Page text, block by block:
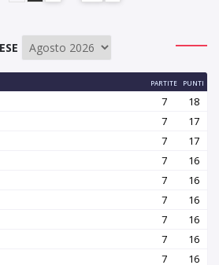
PARTITE PUNTI
7
18
7
17
7
17
7
16
7
16
7
16
7
16
7
16
7
16